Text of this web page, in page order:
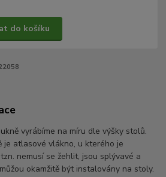
do košíku
vyrábíme na míru dle výšky stolů.
je atlasové vlákno, u kterého je
nemusí se žehlit, jsou splývavé a
okamžitě být instalovány na stoly.